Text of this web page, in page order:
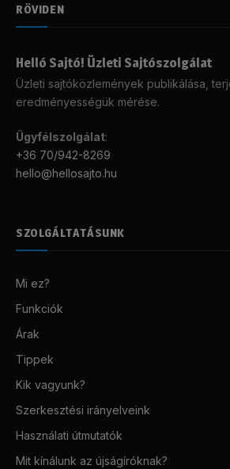
RÖVIDEN
Helló Sajtó! Üzleti Sajtószolgálat
Üzleti sajtóközlemények publikálása,
eredményességük mérése.
Ügyfélszolgálat:
+36 70/942-8269
hello@hellosajto.hu
SZOLGÁLTATÁSUNK
Mi ez?
Funkciók
Árak
Tippek
Kik vagyunk?
Szerkesztési irányelveink
Használati útmutatók
Mit kínálunk az újságíróknak?